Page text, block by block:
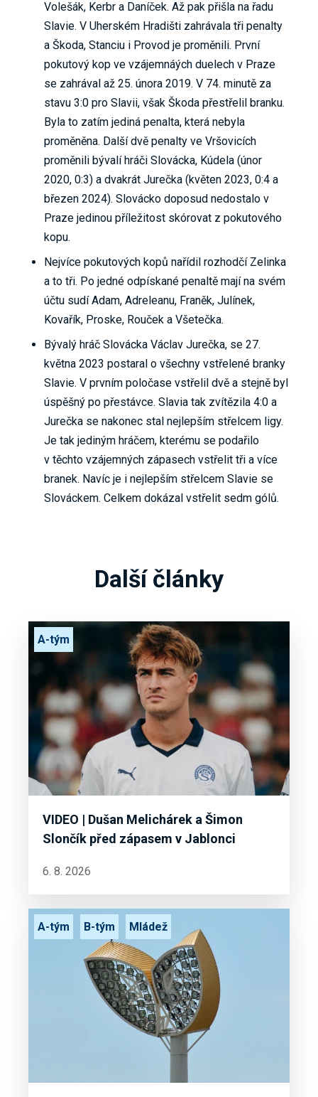
Volešák, Kerbr a Daníček. Až pak přišla na řadu
Slavie. V Uherském Hradišti zahrávala tři penalty
a Škoda, Stanciu i Provod je proměnili. První
pokutový kop ve vzájemnáých duelech v Praze
se zahrával až 25. února 2019. V 74. minutě za
stavu 3:0 pro Slavii, však Škoda přestřelil branku.
Byla to zatím jediná penalta, která nebyla
proměněna. Další dvě penalty ve Vršovicích
proměnili bývalí hráči Slovácka, Kúdela (únor
2020, 0:3) a dvakrát Jurečka (květen 2023, 0:4 a
březen 2024). Slovácko doposud nedostalo v
Praze jedinou příležitost skórovat z pokutového
kopu.
Nejvíce pokutových kopů nařídil rozhodčí Zelinka
a to tři. Po jedné odpískané penaltě mají na svém
účtu sudí Adam, Adreleanu, Franěk, Julínek,
Kovařík, Proske, Rouček a Všetečka.
Bývalý hráč Slovácka Václav Jurečka, se 27.
května 2023 postaral o všechny vstřelené branky
Slavie. V prvním poločase vstřelil dvě a stejně byl
úspěšný po přestávce. Slavia tak zvítězila 4:0 a
Jurečka se nakonec stal nejlepším střelcem ligy.
Je tak jediným hráčem, kterému se podařilo
v těchto vzájemných zápasech vstřelit tři a více
branek. Navíc je i nejlepším střelcem Slavie se
Slováckem. Celkem dokázal vstřelit sedm gólů.
Další články
VIDEO | Dušan Melichárek a Šimon
Slončík před zápasem v Jablonci
A-tým
6. 8. 2026
A-tým B-tým Mládež